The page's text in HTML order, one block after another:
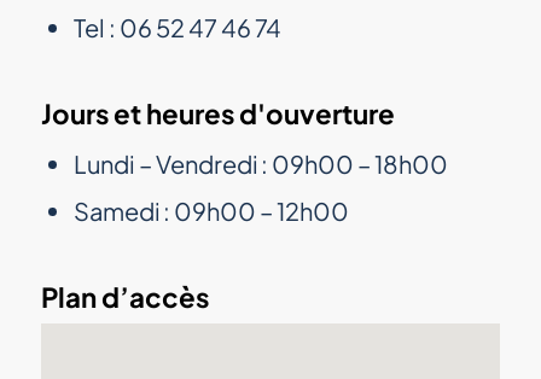
Tel : 06 52 47 46 74
Jours et heures d'ouverture
Lundi – Vendredi : 09h00 – 18h00
Samedi : 09h00 – 12h00
Plan d’accès